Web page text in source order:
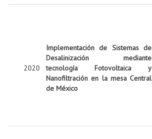
2020
Implementación de Sistemas de
Desalinización mediante
tecnología Fotovoltaica y
Nanofiltración en la mesa Central
de México